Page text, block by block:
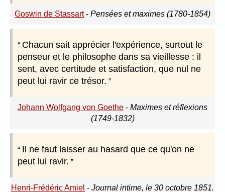
Goswin de Stassart- Pensées et maximes (1780-1854)
Chacun sait apprécier l'expérience, surtout le
penseur et le philosophe dans sa vieillesse : il
sent, avec certitude et satisfaction, que nul ne
peut lui ravir ce trésor.
Johann Wolfgang von Goethe - Maximes et réflexions
(1749-1832)
Il ne faut laisser au hasard que ce qu'on ne
peut lui ravir.
Henri-Frédéric Amiel - Journal intime, le 30 octobre 1851.